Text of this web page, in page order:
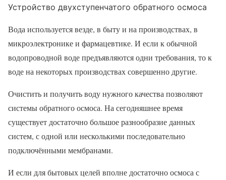
Устройство двухступенчатого обратного осмоса
Вода используется везде, в быту и на производствах, в
микроэлектронике и фармацевтике. И если к обычной
водопроводной воде предъявляются одни требования, то к
воде на некоторых производствах совершенно другие.
Очистить и получить воду нужного качества позволяют
системы обратного осмоса. На сегодняшнее время
существует достаточно большое разнообразие данных
систем, с одной или несколькими последовательно
подключёнными мембранами.
И если для бытовых целей вполне достаточно осмоса с